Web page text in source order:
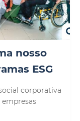
nosso
ESG
corporativa